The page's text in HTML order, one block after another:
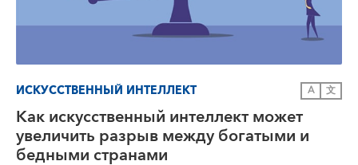
ИСКУССТВЕННЫЙ ИНТЕЛЛЕКТ A 文
Как искусственный интеллект может
увеличить разрыв между богатыми и
бедными странами